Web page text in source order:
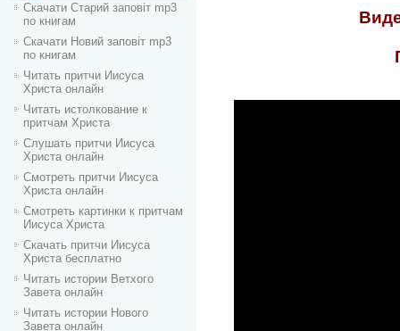
Скачати Старий заповіт mp3
по книгам
Скачати Новий заповіт mp3
по книгам
Читать притчи Иисуса
Христа онлайн
Читать истолкование к
притчам Христа
Слушать притчи Иисуса
Христа онлайн
Смотреть притчи Иисуса
Христа онлайн
Смотреть картинки к притчам
Иисуса Христа
Скачать притчи Иисуса
Христа бесплатно
Читать истории Ветхого
Завета онлайн
Читать истории Нового
Завета онлайн